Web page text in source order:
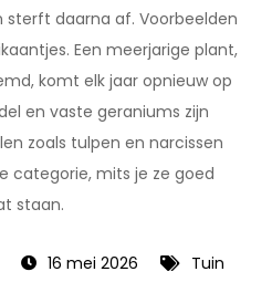
daarna af. Voorbeelden
Een meerjarige plant,
komt elk jaar opnieuw op
en vaste geraniums zijn
zoals tulpen en narcissen
categorie, mits je ze goed
staan.
16 mei 2026 Tuin